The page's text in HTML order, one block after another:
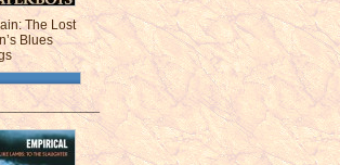
The Lost
Blues